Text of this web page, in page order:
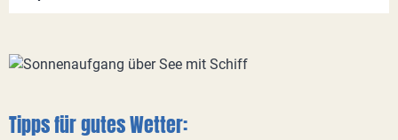
Tipps für gutes Wetter: